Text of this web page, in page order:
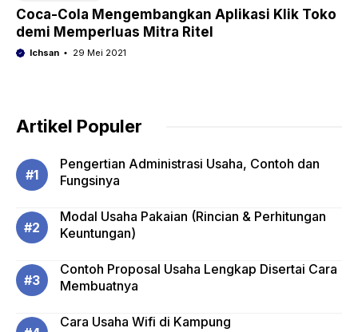
Coca-Cola Mengembangkan Aplikasi Klik Toko
demi Memperluas Mitra Ritel
Ichsan 29 Mei 2021
Artikel Populer
Pengertian Administrasi Usaha, Contoh dan
Fungsinya
Modal Usaha Pakaian (Rincian & Perhitungan
Keuntungan)
Contoh Proposal Usaha Lengkap Disertai Cara
Membuatnya
Cara Usaha Wifi di Kampung